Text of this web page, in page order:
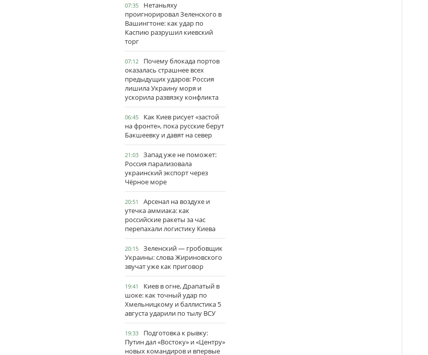
07:35
Нетаньяху
проигнорировал Зеленского в
Вашингтоне: как удар по
Каспию разрушил киевский
торг
07:12
Почему блокада портов
оказалась страшнее всех
предыдущих ударов: Россия
лишила Украину моря и
ускорила развязку конфликта
06:45
Как Киев рисует «застой
на фронте», пока русские берут
Бакшеевку и давят на север
21:03
Запад уже не поможет:
Россия парализовала
украинский экспорт через
Чёрное море
20:51
Арсенал на воздухе и
утечка аммиака: как
российские ракеты за час
перепахали логистику Киева
20:15
Зеленский — гробовщик
Украины: слова Жириновского
звучат уже как приговор
19:41
Киев в огне, Драпатый в
шоке: как точный удар по
Хмельницкому и баллистика 5
августа ударили по тылу ВСУ
19:33
Подготовка к рывку:
Путин дал «Востоку» и «Центру»
новых командиров и впервые